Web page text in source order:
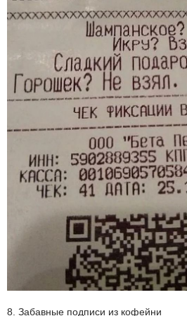
8. Забавные подписи из кофейни